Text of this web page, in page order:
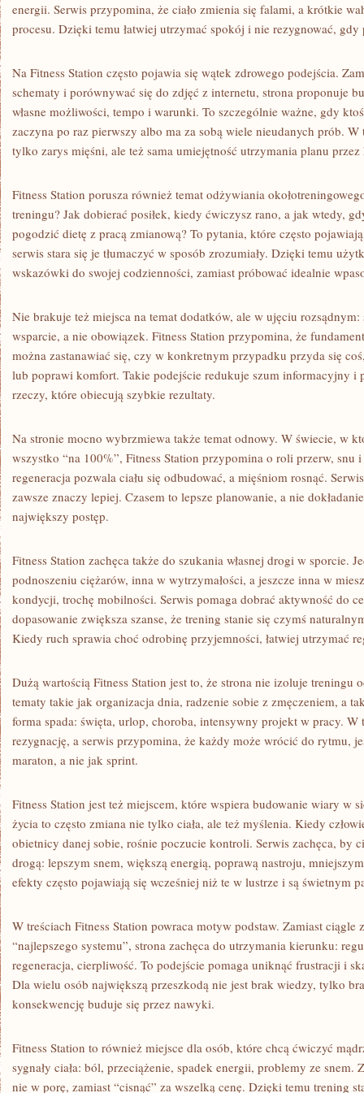
energii. Serwis przypomina, że ciało zmienia się falami, a krótkie
procesu. Dzięki temu łatwiej utrzymać spokój i nie rezygnować,
Na Fitness Station często pojawia się wątek zdrowego podejścia.
schematy i porównywać się do zdjęć z internetu, strona proponuje
własne możliwości, tempo i warunki. To szczególnie ważne, gdy
zaczyna po raz pierwszy albo ma za sobą wiele nieudanych prób.
tylko zarys mięśni, ale też sama umiejętność utrzymania planu
Fitness Station porusza również temat odżywiania
treningu? Jak dobierać posiłek, kiedy ćwiczysz rano, a jak wtedy,
pogodzić dietę z pracą zmianową? To pytania, które często
serwis stara się je tłumaczyć w sposób zrozumiały. Dzięki temu
wskazówki do swojej codzienności, zamiast próbować idealnie
Nie brakuje też miejsca na temat dodatków, ale w ujęciu
wsparcie, a nie obowiązek. Fitness Station przypomina, że
można zastanawiać się, czy w konkretnym przypadku przyda się
lub poprawi komfort. Takie podejście redukuje szum informacyjny i
rzeczy, które obiecują szybkie rezultaty.
Na stronie mocno wybrzmiewa także temat odnowy. W świecie, w
wszystko “na 100%”, Fitness Station przypomina o roli przerw, snu
regeneracja pozwala ciału się odbudować, a mięśniom rosnąć.
zawsze znaczy lepiej. Czasem to lepsze planowanie, a nie
największy postęp.
Fitness Station zachęca także do szukania własnej drogi w sporcie.
podnoszeniu ciężarów, inna w wytrzymałości, a jeszcze inna w
kondycji, trochę mobilności. Serwis pomaga dobrać aktywność do
dopasowanie zwiększa szanse, że trening stanie się czymś
Kiedy ruch sprawia choć odrobinę przyjemności, łatwiej utrzymać
Dużą wartością Fitness Station jest to, że strona nie izoluje treningu
tematy takie jak organizacja dnia, radzenie sobie z zmęczeniem, a
forma spada: święta, urlop, choroba, intensywny projekt w pracy. W
rezygnację, a serwis przypomina, że każdy może wrócić do rytmu,
maraton, a nie jak sprint.
Fitness Station jest też miejscem, które wspiera budowanie wiary w
życia to często zmiana nie tylko ciała, ale też myślenia. Kiedy
obietnicy danej sobie, rośnie poczucie kontroli. Serwis zachęca, by
drogą: lepszym snem, większą energią, poprawą nastroju,
efekty często pojawiają się wcześniej niż te w lustrze i są świetnym
W treściach Fitness Station powraca motyw podstaw. Zamiast ciągle
“najlepszego systemu”, strona zachęca do utrzymania kierunku:
regeneracja, cierpliwość. To podejście pomaga uniknąć frustracji i
Dla wielu osób największą przeszkodą nie jest brak wiedzy, tylko
konsekwencję buduje się przez nawyki.
Fitness Station to również miejsce dla osób, które chcą ćwiczyć
sygnały ciała: ból, przeciążenie, spadek energii, problemy ze snem.
nie w porę, zamiast “cisnąć” za wszelką cenę. Dzięki temu trening